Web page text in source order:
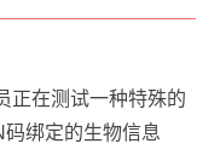
正在测试一种特殊的
绑定的生物信息